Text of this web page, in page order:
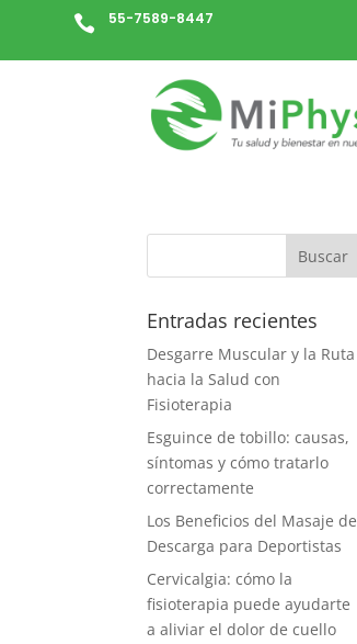
 55-7589-8447
Entradas recientes
Desgarre Muscular y la Ruta
hacia la Salud con
Fisioterapia
Esguince de tobillo: causas,
síntomas y cómo tratarlo
correctamente
Los Beneficios del Masaje de
Descarga para Deportistas
Cervicalgia: cómo la
fisioterapia puede ayudarte
a aliviar el dolor de cuello